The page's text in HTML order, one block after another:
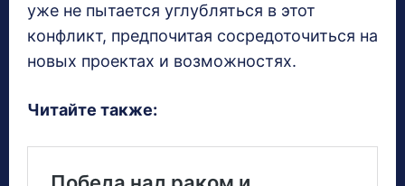
уже не пытается углубляться в этот
конфликт, предпочитая сосредоточиться на
новых проектах и возможностях.
Читайте также: